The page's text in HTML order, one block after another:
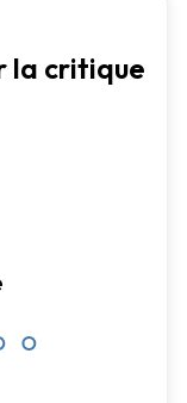
la critique